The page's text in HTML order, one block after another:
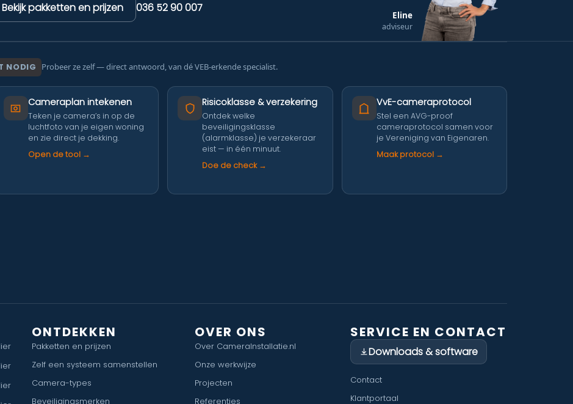
Bekijk pakketten en prijzen 036 52 90 007
Eline
adviseur
NODIG Probeer ze zelf — direct antwoord, van dé VEB-erkende specialist.
Cameraplan intekenen
Teken je camera’s in op de
luchtfoto van je eigen woning
en zie direct je dekking.
Open de tool →
Risicoklasse & verzekering
Ontdek welke
beveiligingsklasse
(alarmklasse) je verzekeraar
eist — in één minuut.
Doe de check →
VvE-cameraprotocol
Stel een AVG-proof
cameraprotocol samen voor
je Vereniging van Eigenaren.
Maak protocol →
ONTDEKKEN
Pakketten en prijzen
Zelf een systeem samenstellen
Camera-types
Beveiligingsmerken
OVER ONS
Over CameraInstallatie.nl
Onze werkwijze
Projecten
Referenties
SERVICE EN CONTACT
Downloads & software
Contact
Klantportaal